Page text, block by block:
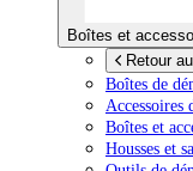
Boîtes et
Retour
Boîtes de
Accessoires
Boîtes et
Housses et